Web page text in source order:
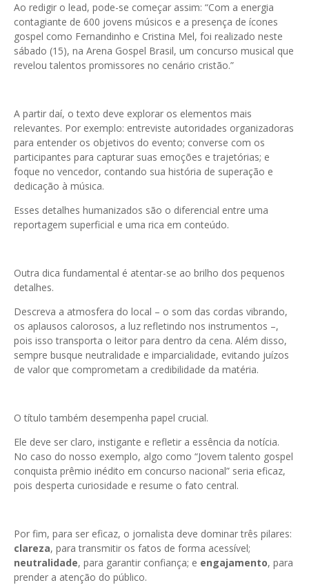
Ao redigir o lead, pode-se começar assim: “Com a energia
contagiante de 600 jovens músicos e a presença de ícones
gospel como Fernandinho e Cristina Mel, foi realizado neste
sábado (15), na Arena Gospel Brasil, um concurso musical que
revelou talentos promissores no cenário cristão.”
A partir daí, o texto deve explorar os elementos mais
relevantes. Por exemplo: entreviste autoridades organizadoras
para entender os objetivos do evento; converse com os
participantes para capturar suas emoções e trajetórias; e
foque no vencedor, contando sua história de superação e
dedicação à música.
Esses detalhes humanizados são o diferencial entre uma
reportagem superficial e uma rica em conteúdo.
Outra dica fundamental é atentar-se ao brilho dos pequenos
detalhes.
Descreva a atmosfera do local – o som das cordas vibrando,
os aplausos calorosos, a luz refletindo nos instrumentos –,
pois isso transporta o leitor para dentro da cena. Além disso,
sempre busque neutralidade e imparcialidade, evitando juízos
de valor que comprometam a credibilidade da matéria.
O título também desempenha papel crucial.
Ele deve ser claro, instigante e refletir a essência da notícia.
No caso do nosso exemplo, algo como “Jovem talento gospel
conquista prêmio inédito em concurso nacional” seria eficaz,
pois desperta curiosidade e resume o fato central.
Por fim, para ser eficaz, o jornalista deve dominar três pilares:
clareza, para transmitir os fatos de forma acessível;
neutralidade, para garantir confiança; e engajamento, para
prender a atenção do público.